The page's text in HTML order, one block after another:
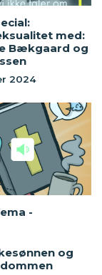
med:
Bækgaard og
2024
-
og